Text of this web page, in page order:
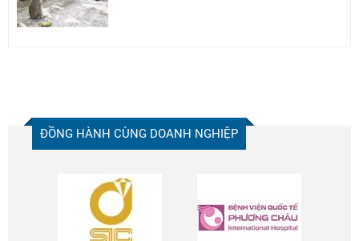
ĐỒNG HÀNH CÙNG DOANH NGHIỆP